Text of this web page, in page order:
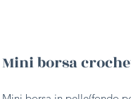
Mini borsa